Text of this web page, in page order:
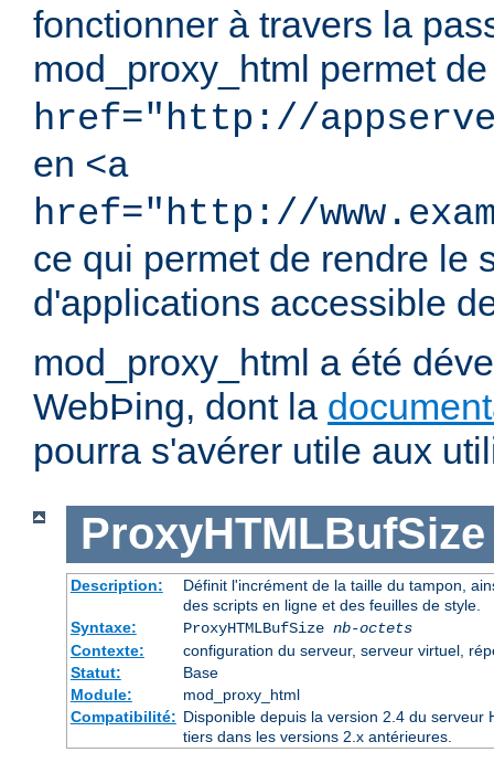
fonctionner à travers la
mod_proxy_html permet
href="http://
en <a
href="http://
ce qui permet de rendre le
d'applications accessible
mod_proxy_html a été
WebÞing, dont la
pourra s'avérer utile aux
ProxyHTMLBufSize
Description:
Définit l'incrément de la taille du tampon,
des scripts en ligne et des feuilles de style.
Syntaxe:
ProxyHTMLBufSize nb-octets
Contexte:
configuration du serveur, serveur virtuel,
Statut:
Base
Module:
mod_proxy_html
Compatibilité: Disponible depuis la version 2.4 du serveur
tiers dans les versions 2.x antérieures.